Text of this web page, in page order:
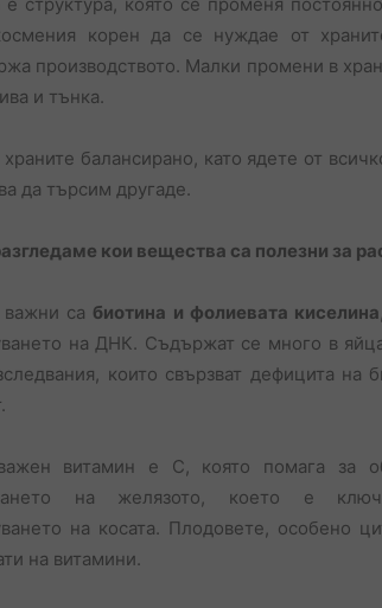
корен да се нуждае от
производството. Малки промени в
и тънка.
балансирано, като ядете от
да търсим другаде.
кои вещества са полезни за
са биотина и фолиевата киселина
на ДНК. Съдържат се много в
които свързват дефицита на
витамин е С, която помага за
на желязото, което е
на косата. Плодовете, особено
на витамини.